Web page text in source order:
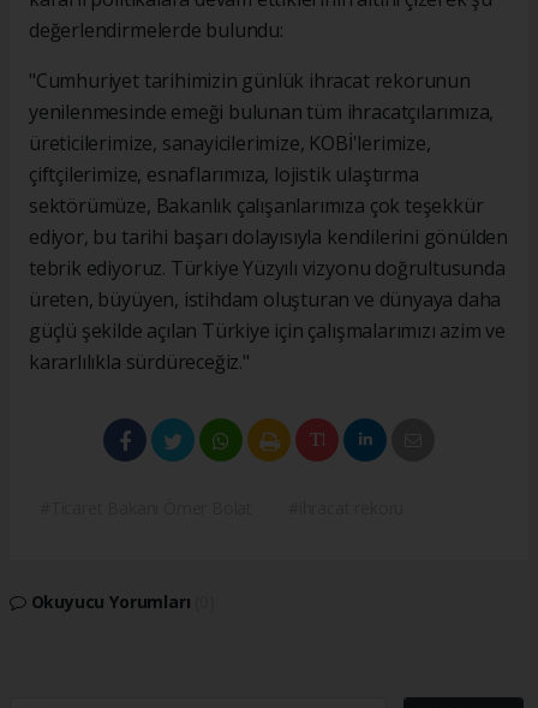
değerlendirmelerde bulundu:
"Cumhuriyet tarihimizin günlük ihracat rekorunun
yenilenmesinde emeği bulunan tüm ihracatçılarımıza,
üreticilerimize, sanayicilerimize, KOBİ'lerimize,
çiftçilerimize, esnaflarımıza, lojistik ulaştırma
sektörümüze, Bakanlık çalışanlarımıza çok teşekkür
ediyor, bu tarihi başarı dolayısıyla kendilerini gönülden
tebrik ediyoruz. Türkiye Yüzyılı vizyonu doğrultusunda
üreten, büyüyen, istihdam oluşturan ve dünyaya daha
güçlü şekilde açılan Türkiye için çalışmalarımızı azim ve
kararlılıkla sürdüreceğiz."
Okuyucu Yorumları